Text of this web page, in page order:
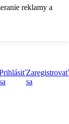
reklamy a
Zaregistrovať
sa